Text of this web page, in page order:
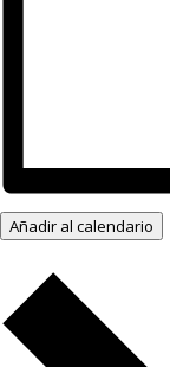
Añadir al calendario